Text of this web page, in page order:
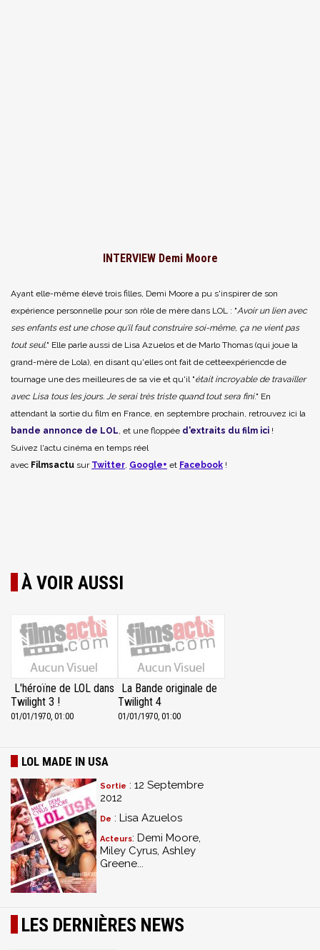
INTERVIEW Demi Moore
Ayant elle-même élevé trois filles, Demi Moore a pu s'inspirer de son
expérience personnelle pour son rôle de mère dans LOL : "Avoir un lien avec
ses enfants est une chose qu'il faut construire soi-même, ça ne vient pas
tout seul." Elle parle aussi de Lisa Azuelos et de Marlo Thomas (qui joue la
grand-mère de Lola), en disant qu'elles ont fait de cetteexpériencde de
tournage une des meilleures de sa vie et qu'il "était incroyable de travailler
avec Lisa tous les jours. Je serai très triste quand tout sera fini." En
attendant la sortie du film en France, en septembre prochain, retrouvez ici la
bande annonce de LOL, et une floppée d'extraits du film ici !
Suivez l'actu cinéma en temps réel
avec Filmsactu sur Twitter, Google+ et Facebook !
À VOIR AUSSI
L'héroïne de LOL dans
Twilight 3 !
01/01/1970, 01:00
La Bande originale de
Twilight 4
01/01/1970, 01:00
LOL MADE IN USA
Sortie : 12 Septembre
2012
De : Lisa Azuelos
Acteurs: Demi Moore,
Miley Cyrus, Ashley
Greene...
LES DERNIÈRES NEWS